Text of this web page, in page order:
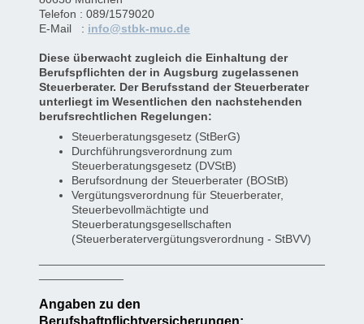
Telefon : 089/1579020
E-Mail : info@stbk-muc.de
Diese überwacht zugleich die Einhaltung der
Berufspflichten der in Augsburg zugelassenen
Steuerberater. Der Berufsstand der Steuerberater
unterliegt im Wesentlichen den nachstehenden
berufsrechtlichen Regelungen:
Steuerberatungsgesetz (StBerG)
Durchführungsverordnung zum
Steuerberatungsgesetz (DVStB)
Berufsordnung der Steuerberater (BOStB)
Vergütungsverordnung für Steuerberater,
Steuerbevollmächtigte und
Steuerberatungsgesellschaften
(Steuerberatervergütungsverordnung - StBVV)
Angaben zu den
Berufshaftpflichtversicherungen: